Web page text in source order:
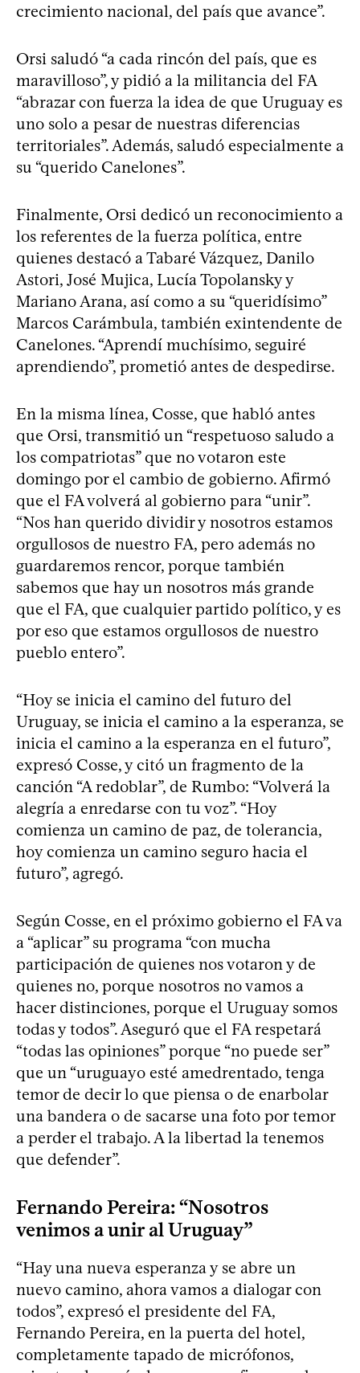
crecimiento nacional, del país que avance”.
Orsi saludó “a cada rincón del país, que es
maravilloso”, y pidió a la militancia del FA
“abrazar con fuerza la idea de que Uruguay es
uno solo a pesar de nuestras diferencias
territoriales”. Además, saludó especialmente a
su “querido Canelones”.
Finalmente, Orsi dedicó un reconocimiento a
los referentes de la fuerza política, entre
quienes destacó a Tabaré Vázquez, Danilo
Astori, José Mujica, Lucía Topolansky y
Mariano Arana, así como a su “queridísimo”
Marcos Carámbula, también exintendente de
Canelones. “Aprendí muchísimo, seguiré
aprendiendo”, prometió antes de despedirse.
En la misma línea, Cosse, que habló antes
que Orsi, transmitió un “respetuoso saludo a
los compatriotas” que no votaron este
domingo por el cambio de gobierno. Afirmó
que el FA volverá al gobierno para “unir”.
“Nos han querido dividir y nosotros estamos
orgullosos de nuestro FA, pero además no
guardaremos rencor, porque también
sabemos que hay un nosotros más grande
que el FA, que cualquier partido político, y es
por eso que estamos orgullosos de nuestro
pueblo entero”.
“Hoy se inicia el camino del futuro del
Uruguay, se inicia el camino a la esperanza, se
inicia el camino a la esperanza en el futuro”,
expresó Cosse, y citó un fragmento de la
canción “A redoblar”, de Rumbo: “Volverá la
alegría a enredarse con tu voz”. “Hoy
comienza un camino de paz, de tolerancia,
hoy comienza un camino seguro hacia el
futuro”, agregó.
Según Cosse, en el próximo gobierno el FA va
a “aplicar” su programa “con mucha
participación de quienes nos votaron y de
quienes no, porque nosotros no vamos a
hacer distinciones, porque el Uruguay somos
todas y todos”. Aseguró que el FA respetará
“todas las opiniones” porque “no puede ser”
que un “uruguayo esté amedrentado, tenga
temor de decir lo que piensa o de enarbolar
una bandera o de sacarse una foto por temor
a perder el trabajo. A la libertad la tenemos
que defender”.
Fernando Pereira: “Nosotros
venimos a unir al Uruguay”
“Hay una nueva esperanza y se abre un
nuevo camino, ahora vamos a dialogar con
todos”, expresó el presidente del FA,
Fernando Pereira, en la puerta del hotel,
completamente tapado de micrófonos,